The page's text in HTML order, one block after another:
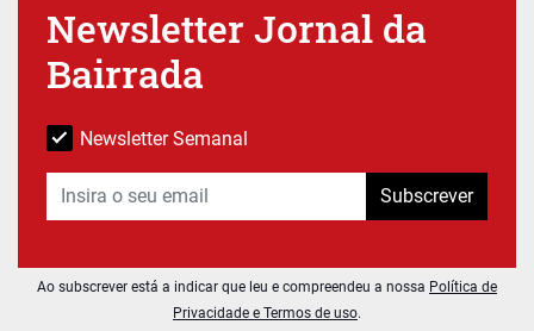
Newsletter Jornal da
Bairrada
Newsletter Semanal
Subscrever
Ao subscrever está a indicar que leu e compreendeu a nossa Política de
Privacidade e Termos de uso.